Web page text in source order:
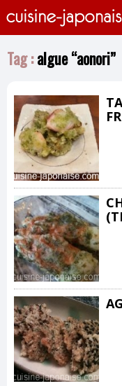
Tag :algue “aonori”